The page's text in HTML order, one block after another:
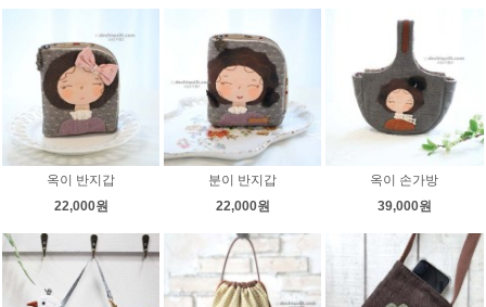
옥이 반지갑
22,000원
분이 반지갑
22,000원
옥이 손가방
39,000원